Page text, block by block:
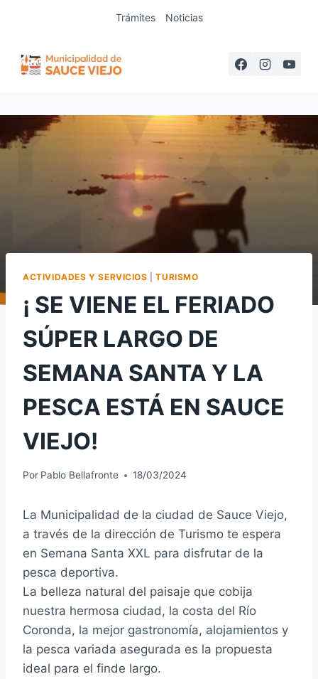
Trámites Noticias
ACTIVIDADES Y SERVICIOS |TURISMO
¡ SE VIENE EL FERIADO
SÚPER LARGO DE
SEMANA SANTA Y LA
PESCA ESTÁ EN SAUCE
VIEJO!
Por Pablo Bellafronte 18/03/2024
La Municipalidad de la ciudad de Sauce Viejo,
a través de la dirección de Turismo te espera
en Semana Santa XXL para disfrutar de la
pesca deportiva.
La belleza natural del paisaje que cobija
nuestra hermosa ciudad, la costa del Río
Coronda, la mejor gastronomía, alojamientos y
la pesca variada asegurada es la propuesta
ideal para el finde largo.